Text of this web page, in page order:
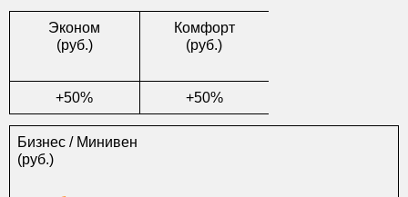
Эконом
(руб.)
+50%
Комфорт
(руб.)
+50%
Бизнес / Минивен
(руб.)